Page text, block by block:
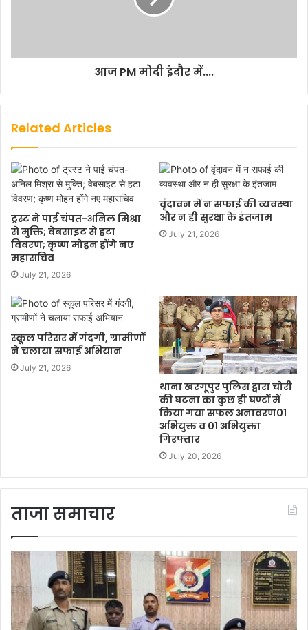
आज PM मोदी इंदौर में....
Related Articles
ट्रस्ट ने पाई चंपत-अनिल मिश्रा
से मुक्ति; वेबसाइट से हटा
विवरण; कृष्ण मोहन होंगे नए
महासचिव
July 21, 2026
वृंदावन में न सफाई की व्यवस्था
और न ही सुरक्षा के इंतजाम
July 21, 2026
स्कूल परिसर में गंदगी, ग्रामीणों
ने चलाया सफाई अभियान
July 21, 2026
थाना खरगूपुर पुलिस द्वारा चोरी
की घटना का कुछ ही घण्टों में
किया गया सफल अनावरण01
अभियुक्त व 01 अभियुक्ता
गिरफ्तार
July 20, 2026
ताजा समाचार